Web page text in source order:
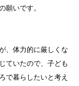
願いです。
、体力的に厳しくな
ていたので、子ども
で暮らしたいと考え